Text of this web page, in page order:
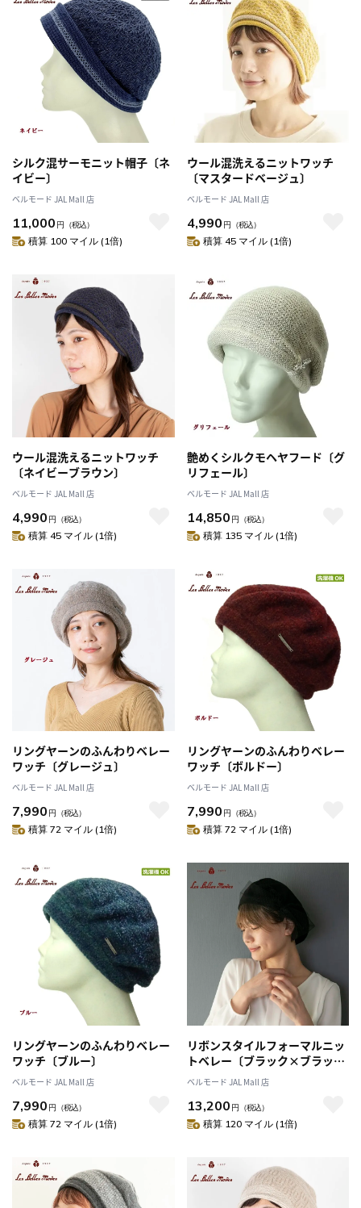
シルク混サーモニット帽子〔ネ
イビー〕
ベルモード JAL Mall 店
11,000 円 （税込）
積算 100 マイル (1倍)
ウール混洗えるニットワッチ
〔マスタードベージュ〕
ベルモード JAL Mall 店
4,990 円 （税込）
積算 45 マイル (1倍)
ウール混洗えるニットワッチ
〔ネイビーブラウン〕
ベルモード JAL Mall 店
4,990 円 （税込）
積算 45 マイル (1倍)
艶めくシルクモヘヤフード〔グ
リフェール〕
ベルモード JAL Mall 店
14,850 円 （税込）
積算 135 マイル (1倍)
リングヤーンのふんわりベレー
ワッチ〔グレージュ〕
ベルモード JAL Mall 店
7,990 円 （税込）
積算 72 マイル (1倍)
リングヤーンのふんわりベレー
ワッチ〔ボルドー〕
ベルモード JAL Mall 店
7,990 円 （税込）
積算 72 マイル (1倍)
リングヤーンのふんわりベレー
ワッチ〔ブルー〕
ベルモード JAL Mall 店
7,990 円 （税込）
積算 72 マイル (1倍)
リボンスタイルフォーマルニッ
トベレー〔ブラック×ブラック
ラメ〕
ベルモード JAL Mall 店
13,200 円 （税込）
積算 120 マイル (1倍)